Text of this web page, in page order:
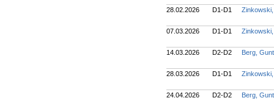
28.02.2026 D1-D1
07.03.2026 D1-D1
14.03.2026 D2-D2 Berg,
28.03.2026 D1-D1
24.04.2026 D2-D2 Berg,